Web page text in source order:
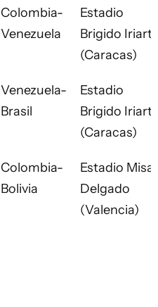
Colombia-
Venezuela
Estadio
Brigido
(Caracas)
Venezuela-
Brasil
Estadio
Brigido
(Caracas)
Colombia-
Bolivia
Estadio
Delgado
(Valencia)